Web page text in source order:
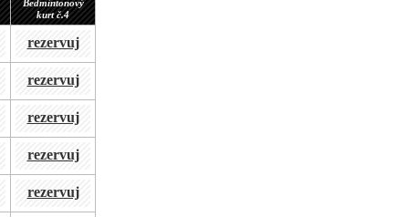
Bedmintonový
kurt č.4
rezervuj
rezervuj
rezervuj
rezervuj
rezervuj